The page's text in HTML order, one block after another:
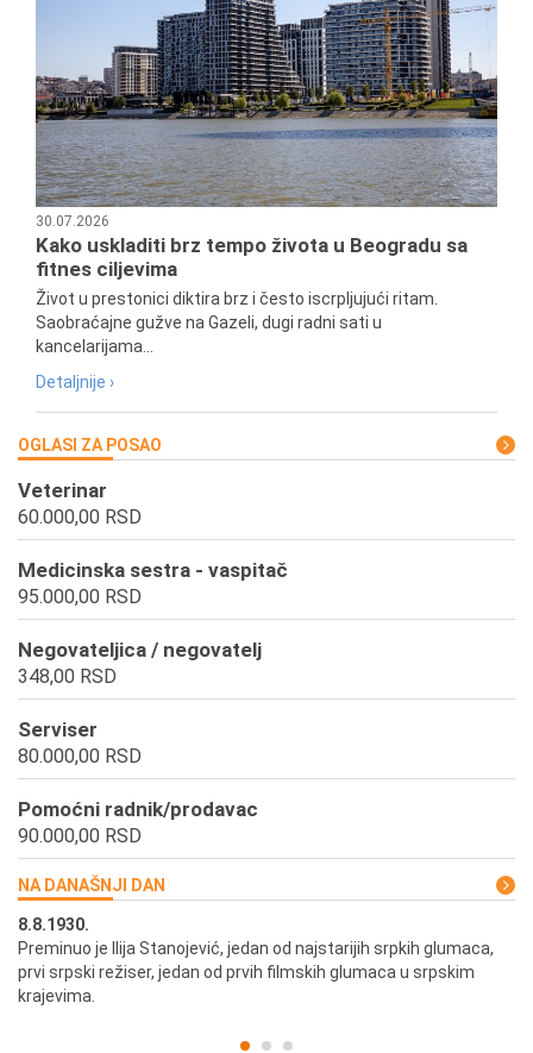
30.07.2026
Kako uskladiti brz tempo života u Beogradu sa
fitnes ciljevima
Život u prestonici diktira brz i često iscrpljujući ritam.
Saobraćajne gužve na Gazeli, dugi radni sati u
kancelarijama...
Detaljnije ›
OGLASI ZA POSAO
Veterinar
60.000,00 RSD
Medicinska sestra - vaspitač
95.000,00 RSD
Negovateljica / negovatelj
348,00 RSD
Serviser
80.000,00 RSD
Pomoćni radnik/prodavac
90.000,00 RSD
NA DANAŠNJI DAN
8.8.1930.
Preminuo je Ilija Stanojević, jedan od najstarijih srpkih glumaca,
prvi srpski režiser, jedan od prvih filmskih glumaca u srpskim
krajevima.